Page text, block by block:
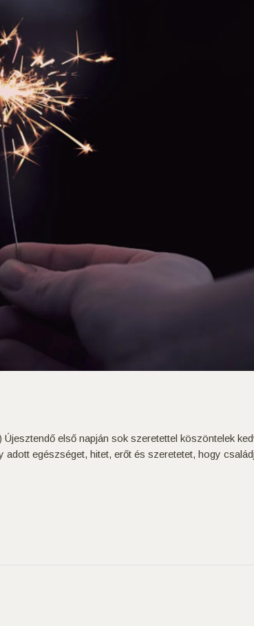
első napján sok szeretettel köszöntelek
egészséget, hitet, erőt és szeretetet, hogy